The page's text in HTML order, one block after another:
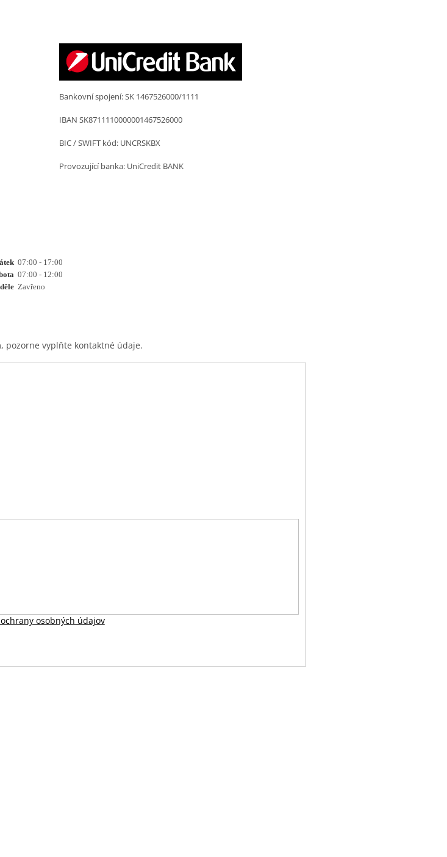
Bankovní spojení: SK 1467526000/1111
IBAN SK8711110000001467526000
BIC / SWIFT kód: UNCRSKBX
Provozující banka: UniCredit BANK
07:00 - 17:00
07:00 - 12:00
Zavřeno
pozorne vyplňte kontaktné údaje.
osobných údajov